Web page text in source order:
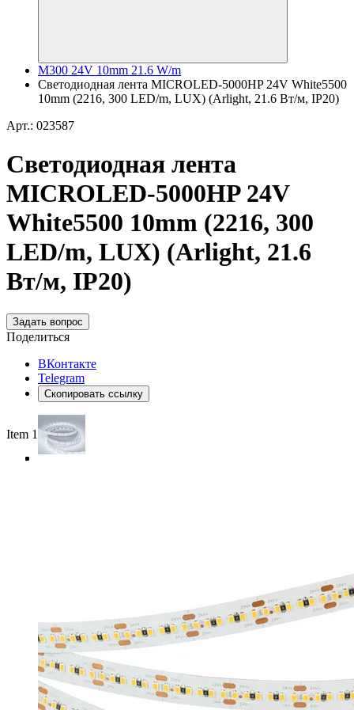
M300 24V 10mm 21.6 W/m
Светодиодная лента MICROLED-5000HP 24V White5500
10mm (2216, 300 LED/m, LUX) (Arlight, 21.6 Вт/м, IP20)
Арт.: 023587
Светодиодная лента
MICROLED-5000HP 24V
White5500 10mm (2216, 300
LED/m, LUX) (Arlight, 21.6
Вт/м, IP20)
Задать вопрос
Поделиться
ВКонтакте
Telegram
Скопировать ссылку
Item 1 of 4